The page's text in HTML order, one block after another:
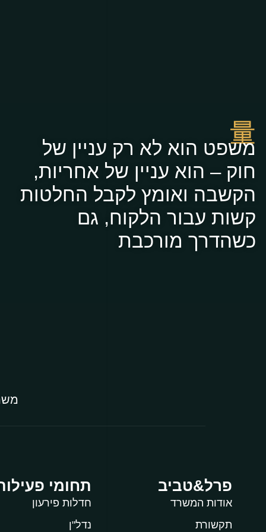
משפט הוא לא רק עניין של
חוק – הוא עניין של אחריות,
הקשבה ואומץ לקבל החלטות
קשות עבור הלקוח, גם
כשהדרך מורכבת
פרל&טביב
אודות המשרד
תקשורת
תחומי
חדלות פירעון
נדל"ן